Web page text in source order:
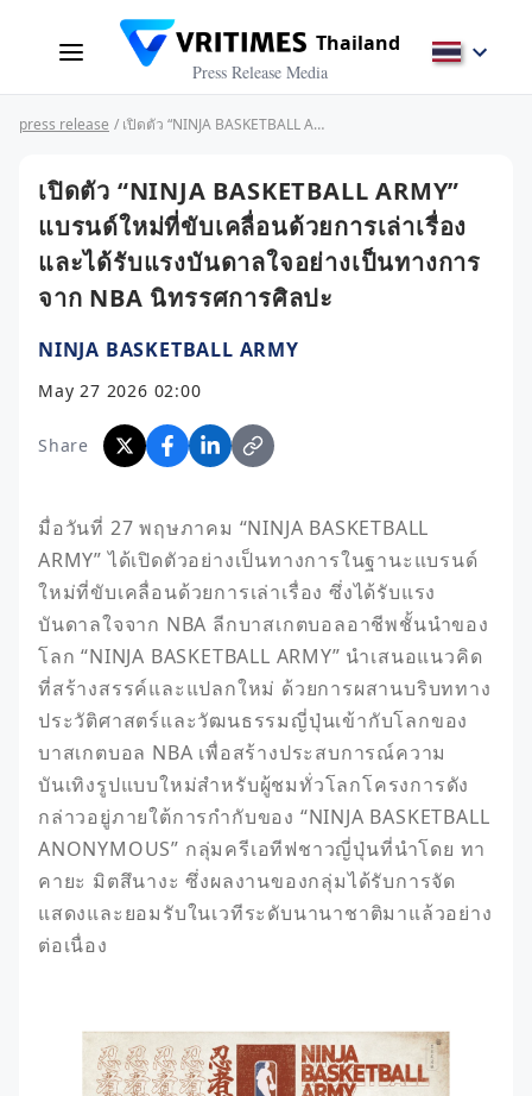
Thailand
Press Release Media
press release / เปิดตัว “NINJA BASKETBALL ARMY” แบรนด์ใหม่ที่ขับเคลื่อนด้วยการเล่าเรื่อง และได้รับแรงบันดาลใจอย่างเป็นทางการจาก NBA นิทรรศการศิลปะ
เปิดตัว “NINJA BASKETBALL ARMY”
แบรนด์ใหม่ที่ขับเคลื่อนด้วยการเล่าเรื่อง
และได้รับแรงบันดาลใจอย่างเป็นทางการ
จาก NBA นิทรรศการศิลปะ
NINJA BASKETBALL ARMY
May 27 2026 02:00
Share
มื่อวันที่ 27 พฤษภาคม “NINJA BASKETBALL
ARMY” ได้เปิดตัวอย่างเป็นทางการในฐานะแบรนด์
ใหม่ที่ขับเคลื่อนด้วยการเล่าเรื่อง ซึ่งได้รับแรง
บันดาลใจจาก NBA ลีกบาสเกตบอลอาชีพชั้นนำของ
โลก “NINJA BASKETBALL ARMY” นำเสนอแนวคิด
ที่สร้างสรรค์และแปลกใหม่ ด้วยการผสานบริบททาง
ประวัติศาสตร์และวัฒนธรรมญี่ปุ่นเข้ากับโลกของ
บาสเกตบอล NBA เพื่อสร้างประสบการณ์ความ
บันเทิงรูปแบบใหม่สำหรับผู้ชมทั่วโลกโครงการดัง
กล่าวอยู่ภายใต้การกำกับของ “NINJA BASKETBALL
ANONYMOUS” กลุ่มครีเอทีฟชาวญี่ปุ่นที่นำโดย ทา
คายะ มิตสึนางะ ซึ่งผลงานของกลุ่มได้รับการจัด
แสดงและยอมรับในเวทีระดับนานาชาติมาแล้วอย่าง